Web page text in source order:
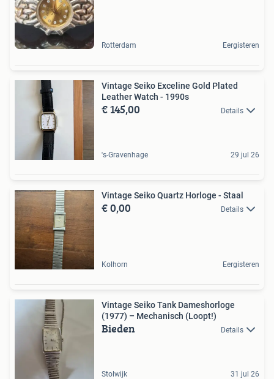
Rotterdam Eergisteren
Vintage Seiko Exceline Gold Plated
Leather Watch - 1990s
€ 145,00 Details
's-Gravenhage 29 jul 26
Vintage Seiko Quartz Horloge - Staal
€ 0,00 Details
Kolhorn Eergisteren
Vintage Seiko Tank Dameshorloge
(1977) – Mechanisch (Loopt!)
Bieden Details
Stolwijk 31 jul 26